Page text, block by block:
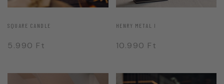
SQUARE CANDLE
5.990 Ft
HENRY METAL I
10.990 Ft